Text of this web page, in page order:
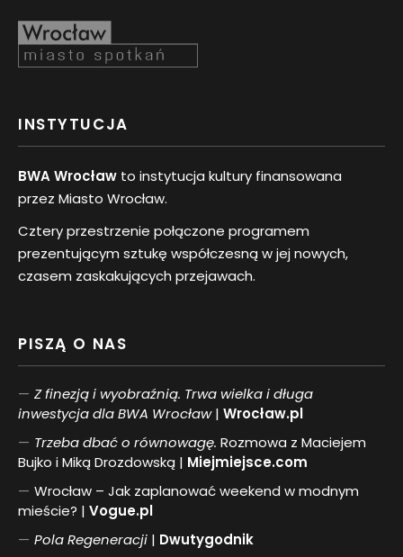
INSTYTUCJA
BWA Wrocław to instytucja kultury finansowana
przez Miasto Wrocław.
Cztery przestrzenie połączone programem
prezentującym sztukę współczesną w jej nowych,
czasem zaskakujących przejawach.
PISZĄ O NAS
Z finezją i wyobraźnią. Trwa wielka i długa
inwestycja dla BWA Wrocław| Wrocław.pl
Trzeba dbać o równowagę. Rozmowa z Maciejem
Bujko i Miką Drozdowską | Miejmiejsce.com
Wrocław – Jak zaplanować weekend w modnym
mieście? | Vogue.pl
PolaRegeneracji | Dwutygodnik